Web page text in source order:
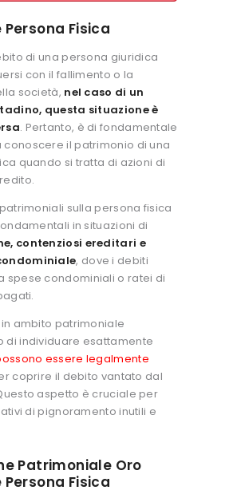
Fisica
di una persona giuridica
con il fallimento o la
società, nel caso di un
questa situazione è
. Pertanto, è di fondamentale
conoscere il patrimonio di una
quando si tratta di azioni di
sulla persona fisica
in situazioni di
contenziosi ereditari e
, dove i debiti
spese condominiali o ratei di
ambito patrimoniale
di individuare esattamente
essere legalmente
coprire il debito vantato dal
aspetto è cruciale per
di pignoramento inutili e
Patrimoniale Oro
Fisica